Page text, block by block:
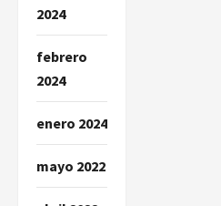
2024
febrero
2024
enero 2024
mayo 2022